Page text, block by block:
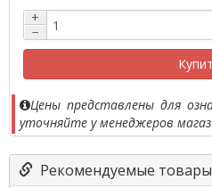
+
−
Цены представлены для
уточняйте у менеджеров
Рекомендуемые товары